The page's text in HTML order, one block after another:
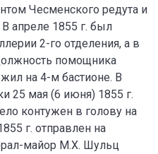
Чесменского редута и
апреле 1855 г. был
2-го отделения, а в
помощника
на 4-м бастионе. В
25 мая (6 июня) 1855 г.
контужен в голову на
г. отправлен на
майор М.Х. Шульц